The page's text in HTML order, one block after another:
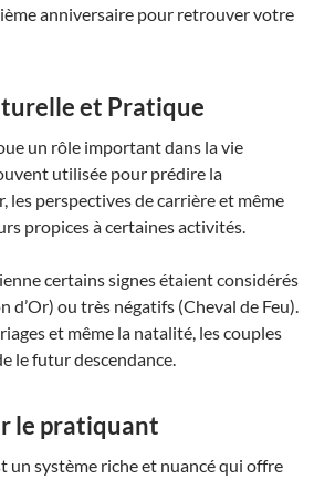
anniversaire pour retrouver votre
et Pratique
un rôle important dans la vie
utilisée pour prédire la
les perspectives de carrière et même
propices à certaines activités.
certains signes étaient considérés
d’Or) ou très négatifs (Cheval de Feu).
et même la natalité, les couples
le futur descendance.
le pratiquant
un système riche et nuancé qui offre